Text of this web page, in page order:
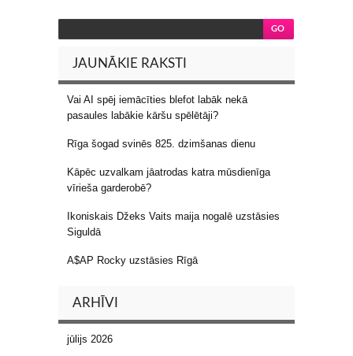
JAUNĀKIE RAKSTI
Vai AI spēj iemācīties blefot labāk nekā
pasaules labākie kāršu spēlētāji?
Rīga šogad svinēs 825. dzimšanas dienu
Kāpēc uzvalkam jāatrodas katra mūsdienīga
vīrieša garderobē?
Ikoniskais Džeks Vaits maija nogalē uzstāsies
Siguldā
A$AP Rocky uzstāsies Rīgā
ARHĪVI
jūlijs 2026